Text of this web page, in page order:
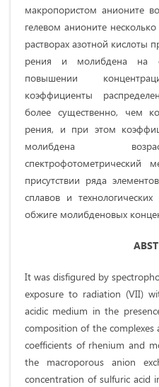
макропористом анионите
гелевом анионите
растворах азотной кислоты
рения и молибдена на
повышении
коэффициенты
более существенно, чем
рения, и при этом
молибдена
спектрофотометрический
присутствии ряда
сплавов и
обжиге молибденовых
It was disfigured by
exposure to radiation (VII)
acidic medium in the
composition of the complexes
coefficients of rhenium and
the macroporous anion
concentration of sulfuric acid